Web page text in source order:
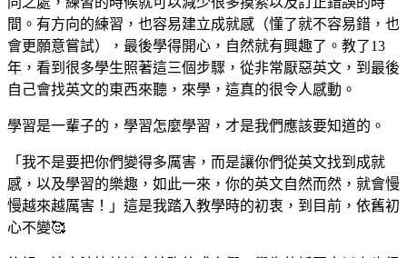
間。有方向的練習，也容易建立成就感（懂了就不容易錯，也
會更願意嘗試），最後學得開心，自然就有興趣了。教了13
年，看到很多學生照著這三個步驟，從非常厭惡英文，到最後
自己會找英文的東西來聽，來學，這真的很令人感動。
學習是一輩子的，學習怎麼學習，才是我們應該要知道的。
「我不是要把你們變得多厲害，而是讓你們從英文找到成就
感，以及學習的樂趣，如此一來，你的英文自然而然，就會慢
慢越來越厲害！」這是我踏入教學時的初衷，到目前，依舊初
心不變🥰